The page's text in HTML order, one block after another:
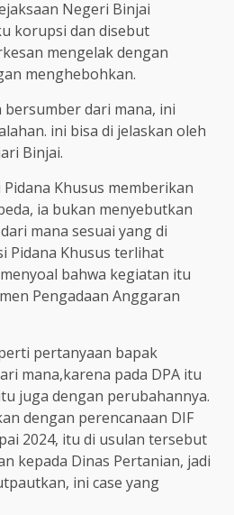
Negeri Binjai
korupsi dan disebut
mengelak dengan
menghebohkan.
bersumber dari mana, ini
ini bisa di jelaskan oleh
Binjai.
Pidana Khusus memberikan
ia bukan menyebutkan
mana sesuai yang di
Pidana Khusus terlihat
bahwa kegiatan itu
Pengadaan Anggaran
pertanyaan bapak
mana,karena pada DPA itu
juga dengan perubahannya.
dengan perencanaan DIF
2024, itu di usulan tersebut
kepada Dinas Pertanian, jadi
ini case yang